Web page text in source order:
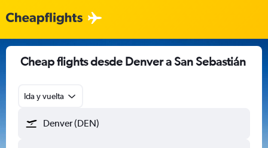
Cheap flights desde Denver a San Sebastián
Ida y vuelta
Denver (DEN)